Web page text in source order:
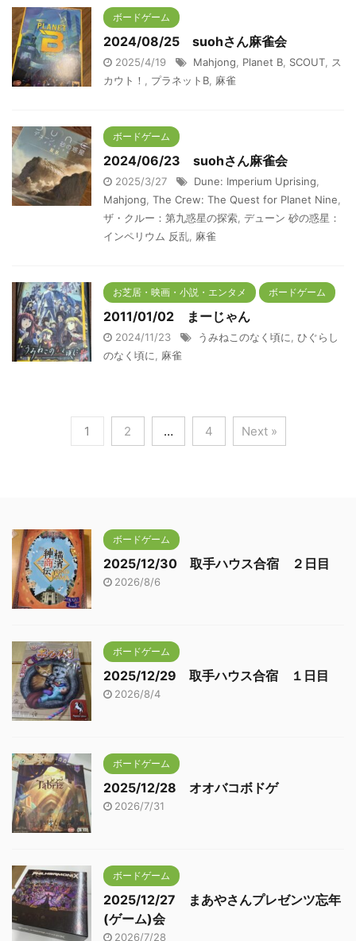
ボードゲーム
2024/08/25 suohさん麻雀会
2025/4/19 Mahjong Planet B SCOUT
ス
カウト！
プラネットB 麻雀
ボードゲーム
2024/06/23 suohさん麻雀会
2025/3/27 Dune: Imperium Uprising
Mahjong The Crew: The Quest for Planet Nine
ザ・クルー：第九惑星の探索 デューン 砂の惑星：
インペリウム 反乱 麻雀
お芝居・映画・小説・エンタメ ボードゲーム
2011/01/02 まーじゃん
2024/11/23 うみねこのなく頃に
ひぐらし
のなく頃に
麻雀
1 2 … 4 Next »
ボードゲーム
2025/12/30 取手ハウス合宿 ２日目
2026/8/6
ボードゲーム
2025/12/29 取手ハウス合宿 １日目
2026/8/4
ボードゲーム
2025/12/28 オオバコボドゲ
2026/7/31
ボードゲーム
2025/12/27 まあやさんプレゼンツ忘年
(ゲーム)会
2026/7/28